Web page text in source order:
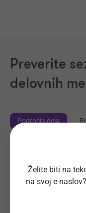
Preverite
delovnih
Področja dela
Tehnične storitve,
Trgovina (213)
Transport, Nabava,
Želite biti na
na svoj e-